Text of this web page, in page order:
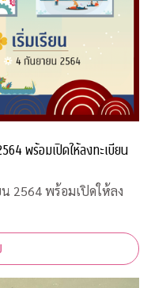
พร้อมเปิดให้ลงทะเบียน
น 2564 พร้อมเปิดให้ลง